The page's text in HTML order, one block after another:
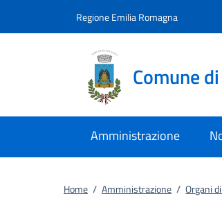
Regione Emilia Romagna
Comune
Amministrazione
Home / Amministrazione / Organi